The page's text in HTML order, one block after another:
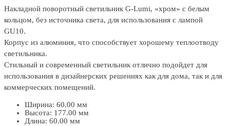
Накладной поворотный светильник G-Lumi, «хром» с белым
кольцом, без источника света, для использования с лампой
GU10.
Корпус из алюминия, что способствует хорошему теплоотводу
светильника.
Стильный и современный светильник отлично подойдет для
использования в дизайнерских решениях как для дома, так и для
коммерческих помещений.
Ширина: 60.00 мм
Высота: 177.00 мм
Длина: 60.00 мм